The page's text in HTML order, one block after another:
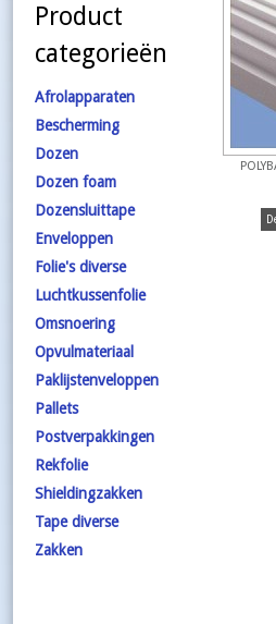
Product
categorieën
Afrolapparaten
Bescherming
Dozen
Dozen foam
Dozensluittape
Enveloppen
Folie's diverse
Luchtkussenfolie
Omsnoering
Opvulmateriaal
Paklijstenveloppen
Pallets
Postverpakkingen
Rekfolie
Shieldingzakken
Tape diverse
Zakken